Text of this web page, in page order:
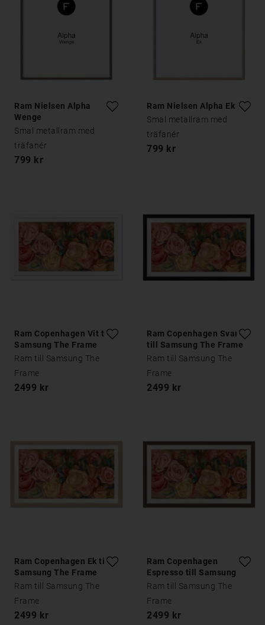
Ram Nielsen Alpha
Wenge
Smal metallram med
träfanér
799 kr
Ram Nielsen Alpha Ek
Smal metallram med
träfanér
799 kr
Ram Copenhagen Vit till
Samsung The Frame
Ram till Samsung The
Frame
2499 kr
Ram Copenhagen Svart
till Samsung The Frame
Ram till Samsung The
Frame
2499 kr
Ram Copenhagen Ek till
Samsung The Frame
Ram till Samsung The
Frame
2499 kr
Ram Copenhagen
Espresso till Samsung
The Frame
Ram till Samsung The
Frame
2499 kr